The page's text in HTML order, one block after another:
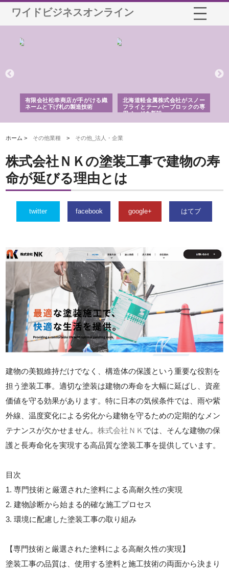
ワイドビジネスオンライン
有限会社松幸商店が手がける織
ネームと下げ札の製造技術
北海道軽金属株式会社がスノー
フライとテーパーブロックの専
用ページを新設
ホーム > その他業種 > その他_法人・企業
株式会社ＮＫの塗装工事で建物の寿
命が延びる理由とは
twitter facebook google+ はてブ
建物の美観維持だけでなく、構造体の保護という重要な役割を
担う塗装工事。適切な塗装は建物の寿命を大幅に延ばし、資産
価値を守る効果があります。特に日本の気候条件では、雨や紫
外線、温度変化による劣化から建物を守るための定期的なメン
テナンスが欠かせません。株式会社ＮＫ では、そんな建物の保
護と長寿命化を実現する高品質な塗装工事を提供しています。
目次
1. 専門技術と厳選された塗料による高耐久性の実現
2. 建物診断から始まる的確な施工プロセス
3. 環境に配慮した塗装工事の取り組み
【専門技術と厳選された塗料による高耐久性の実現】
塗装工事の品質は、使用する塗料と施工技術の両面から決まり